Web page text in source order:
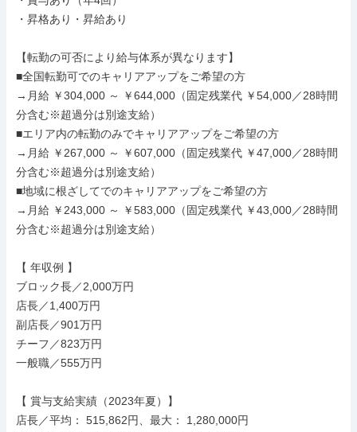
・昇格あり・昇給あり
【転勤の可否により給与体系が異なります】
■全国転勤可でのキャリアアップをご希望の方
→月給 ￥304,000 ～ ￥644,000（固定残業代 ￥54,000／28時間
分含む※超過分は別途支給）
■エリア内の転勤のみでキャリアアップをご希望の方
→月給 ￥267,000 ～ ￥607,000（固定残業代 ￥47,000／28時間
分含む※超過分は別途支給）
■地域に根ざしてでのキャリアアップをご希望の方
→月給 ￥243,000 ～ ￥583,000（固定残業代 ￥43,000／28時間
分含む※超過分は別途支給）
【 年収例 】
ブロック長／2,000万円
店長／1,400万円
副店長／901万円
チーフ／823万円
一般職／555万円
【 賞与支給実績（2023年夏）】
店長／平均： 515,862円、最大： 1,280,000円